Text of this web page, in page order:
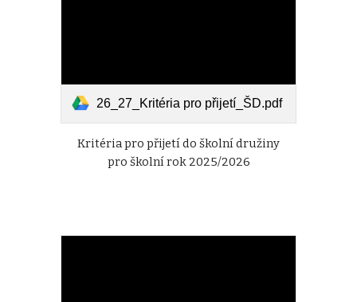
26_27_Kritéria pro přijetí_ŠD.pdf
Kritéria pro přijetí do školní družiny
pro školní rok 2025/2026